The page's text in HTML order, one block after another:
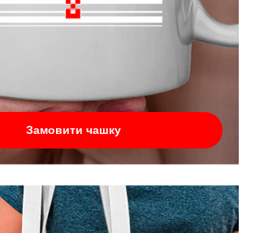
Замовити чашку